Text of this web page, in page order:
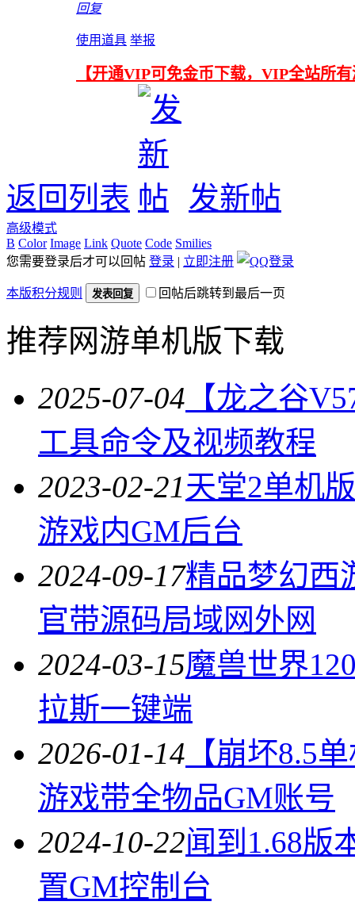
回复
使用道具 举报
【开通VIP可免金币下载，VIP全站所
返回列表 发新帖
高级模式
B Color Image Link Quote Code Smilies
您需要登录后才可以回帖 登录 | 立即注册
本版积分规则 发表回复 回帖后跳转到最后一页
推荐网游单机版下载
2025-07-04 【龙之谷
工具命令及视频教程
2023-02-21天堂2单机
游戏内GM后台
2024-09-17精品梦幻西
官带源码局域网外网
2024-03-15魔兽世界
拉斯一键端
2026-01-14 【崩坏8.5
游戏带全物品GM账号
2024-10-22闻到1.68版
置GM控制台